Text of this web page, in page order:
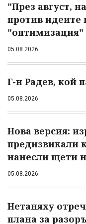
"През август,
против идеите
"оптимизация"
05.08.2026
Г-н Радев, кой
05.08.2026
Нова версия:
предизвикали
нанесли щети
05.08.2026
Нетаняху
плана за